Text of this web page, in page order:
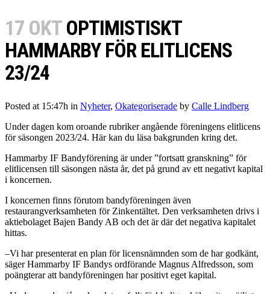
17 OKTOPTIMISTISKT
HAMMARBY FÖR ELITLICENS
23/24
Posted at 15:47h in Nyheter, Okategoriserade by Calle Lindberg
Under dagen kom oroande rubriker angående föreningens elitlicens
för säsongen 2023/24. Här kan du läsa bakgrunden kring det.
Hammarby IF Bandyförening är under ”fortsatt granskning” för
elitlicensen till säsongen nästa år, det på grund av ett negativt kapital
i koncernen.
I koncernen finns förutom bandyföreningen även
restaurangverksamheten för Zinkentältet. Den verksamheten drivs i
aktiebolaget Bajen Bandy AB och det är där det negativa kapitalet
hittas.
–Vi har presenterat en plan för licensnämnden som de har godkänt,
säger Hammarby IF Bandys ordförande Magnus Alfredsson, som
poängterar att bandyföreningen har positivt eget kapital.